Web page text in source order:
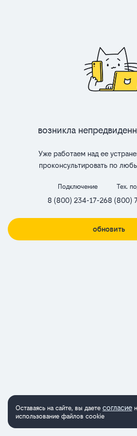
Возникла
Уже работаем над ее
проконсультировать по
Подключение
8 (800) 234-17-26
Тех.
8 (800)
обновить
Оставаясь на сайте, вы даете согласие
использование файлов cookie